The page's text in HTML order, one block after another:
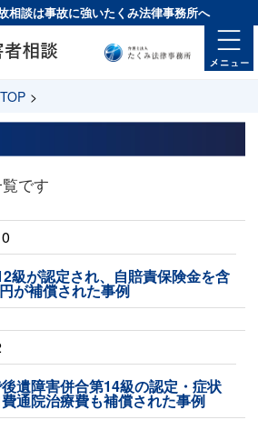
相談は事故に強いたくみ法律事務所へ
>
です
級が認定され、自賠責保険金を含
が補償された事例
遺障害併合第14級の認定・症状
通院治療費も補償された事例